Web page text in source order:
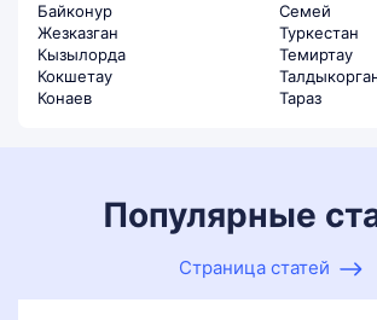
Байконур
Жезказган
Кызылорда
Кокшетау
Конаев
Семей
Туркестан
Темиртау
Тараз
Популярные
Страница статей